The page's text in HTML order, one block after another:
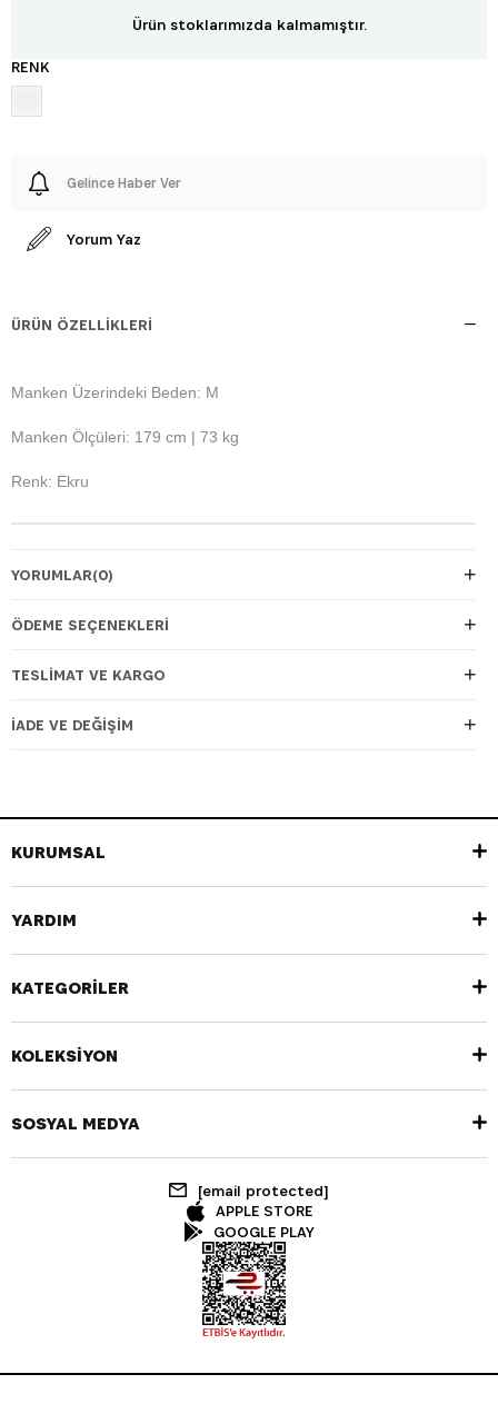
Ürün stoklarımızda kalmamıştır.
RENK
Gelince Haber Ver
Yorum Yaz
ÜRÜN ÖZELLIKLERI
Manken Üzerindeki Beden: M
Manken Ölçüleri: 179 cm | 73 kg
Renk: Ekru
YORUMLAR(0)
ÖDEME SEÇENEKLERI
TESLIMAT VE KARGO
İADE VE DEĞIŞIM
KURUMSAL
YARDIM
KATEGORİLER
KOLEKSİYON
SOSYAL MEDYA
[email protected]
APPLE STORE
GOOGLE PLAY